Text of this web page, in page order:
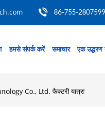
86-755-
हमसे संपर्क करें समाचार एक
Co., Ltd. फैक्टरी यात्रा